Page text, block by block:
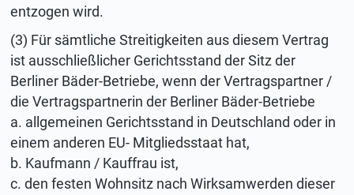
entzogen wird.
(3) Für sämtliche Streitigkeiten aus diesem Vertrag
ist ausschließlicher Gerichtsstand der Sitz der
Berliner Bäder-Betriebe, wenn der Vertragspartner /
die Vertragspartnerin der Berliner Bäder-Betriebe
a. allgemeinen Gerichtsstand in Deutschland oder in
einem anderen EU- Mitgliedsstaat hat,
b. Kaufmann / Kauffrau ist,
c. den festen Wohnsitz nach Wirksamwerden dieser